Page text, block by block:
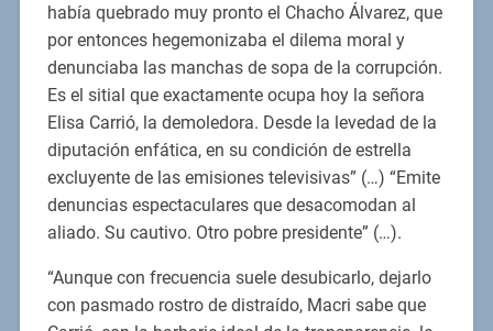
había quebrado muy pronto el Chacho Álvarez, que
por entonces hegemonizaba el dilema moral y
denunciaba las manchas de sopa de la corrupción.
Es el sitial que exactamente ocupa hoy la señora
Elisa Carrió, la demoledora. Desde la levedad de la
diputación enfática, en su condición de estrella
excluyente de las emisiones televisivas” (…) “Emite
denuncias espectaculares que desacomodan al
aliado. Su cautivo. Otro pobre presidente” (…).
“Aunque con frecuencia suele desubicarlo, dejarlo
con pasmado rostro de distraído, Macri sabe que